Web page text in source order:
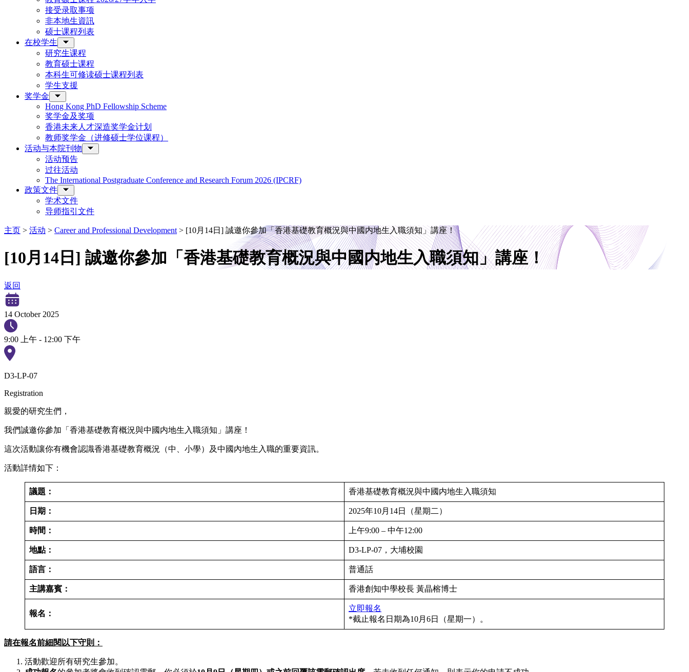
接受录取事项
非本地生資訊
硕士课程列表
在校学生
研究生课程
教育硕士课程
本科生可修读硕士课程列表
学生支援
奖学金
Hong Kong PhD Fellowship Scheme
奖学金及奖项
香港未来人才深造奖学金计划
教师奖学金（进修硕士学位课程）
活动与本院刊物
活动预告
过往活动
The International Postgraduate Conference and Research Forum 2026 (IPCRF)
政策文件
学术文件
导师指引文件
主页 > 活动 > Career and Professional Development > [10月14日] 誠邀你參加「香港基礎教育概況與中國内地生入職須知」講座！
[10月14日] 誠邀你參加「香港基礎教育概況與中國内地生入職須知」講座！
返回
14 October 2025
9:00 上午 - 12:00 下午
D3-LP-07
Registration
親愛的研究生們，
我們誠邀你參加「香港基礎教育概況與中國内地生入職須知」講座！
這次活動讓你有機會認識香港基礎教育概況（中、小學）及中國內地生入職的重要資訊。
活動詳情如下：
議題： 香港基礎教育概況與中國内地生入職須知
日期： 2025年10月14日（星期二）
時間： 上午9:00 – 中午12:00
地點： D3-LP-07，大埔校園
語言： 普通話
主講嘉賓： 香港創知中學校長 黃晶榕博士
報名：
立即報名
*截止報名日期為10月6日（星期一）。
請在報名前細閱以下守則：
活動歡迎所有研究生參加。